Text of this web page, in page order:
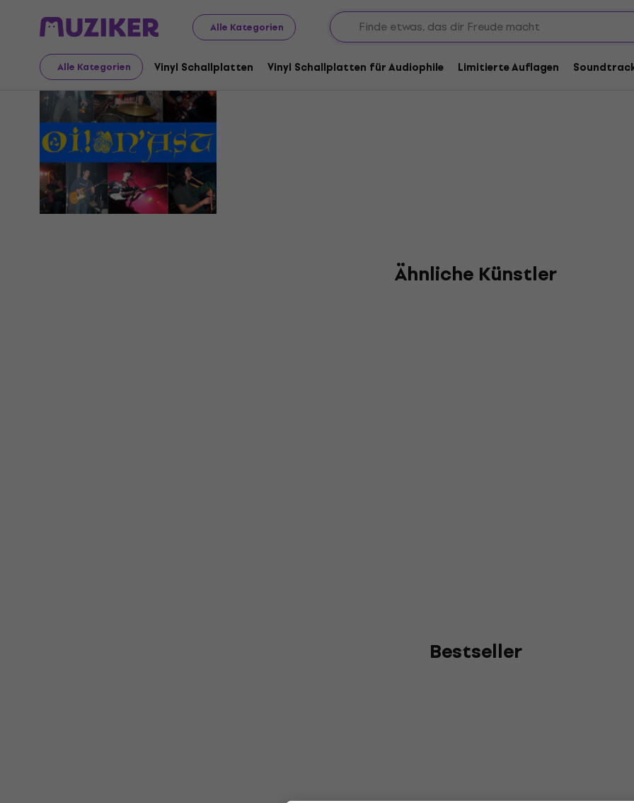
Alle Kategorien
Alle Kategorien Vinyl Schallplatten Vinyl Schallplatten für Audiophile Limitierte Auflagen
Oi! N'Ast
Ähnliche Künstler
Bestseller